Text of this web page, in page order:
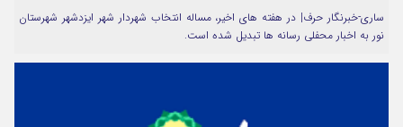
مرا به خاطر بسپار
ساری-خبرنگار حرف| در هفته های اخیر، مساله انتخاب شهردار شهر ایزدشهر شهرستان
نور به اخبار محفلی رسانه ها تبدیل شده است.